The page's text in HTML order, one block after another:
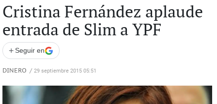
Cristina Fernández aplaude
entrada de Slim a YPF
+ Seguir en
DINERO / 29 septiembre 2015 05:51